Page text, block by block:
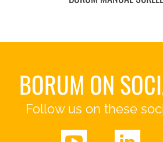
BORUM ON
Follow us on these